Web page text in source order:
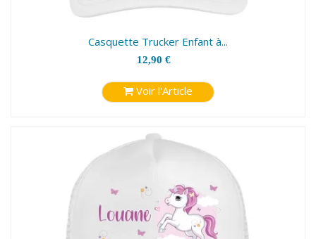
Casquette Trucker Enfant à...
12,90 €
Voir l'Article